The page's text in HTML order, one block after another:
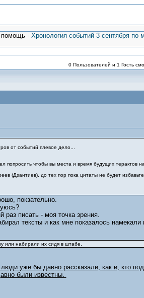
помощь -Хронология событий 3 сентября по
0 Пользователей и 1 Гость
от событий плевое дело...
попросить чтобы вы места и время будущих терактов
(Дзантиев), до тех пор пока цитаты не будет
покзательно.
писать - моя точка зрения.
тексты и как мне показалось намекали
или набирали их сидя в штабе,
уже бы давно рассказали, как и, кто
были известны.